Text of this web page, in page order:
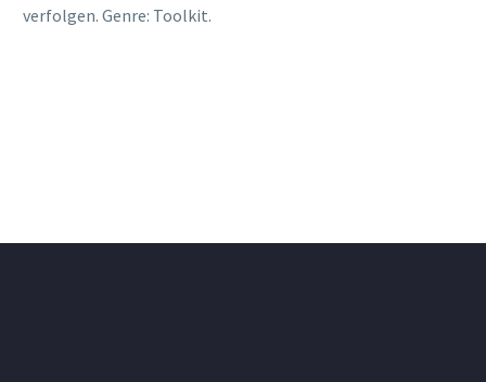
verfolgen. Genre: Toolkit.